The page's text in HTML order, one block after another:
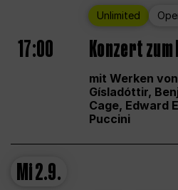
Unlimited
17:00 Konzert
mit Werken
Gísladóttir,
Cage, Edward
Puccini
Mi2.9.